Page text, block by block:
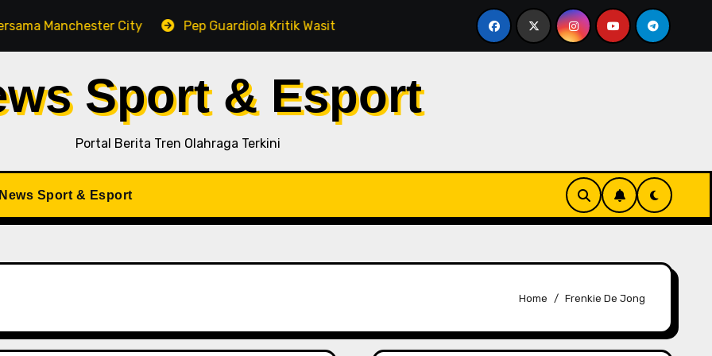
City Pep Guardiola Kritik Wasit di Tengah Persaingan Gelar, Tegaskan City Tak Bisa Bergantung pada
Sport & Esport
Portal Berita Tren Olahraga Terkini
Sport & Esport
Home Frenkie De Jong